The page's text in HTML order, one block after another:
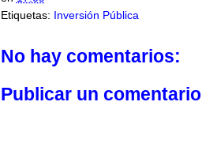
Etiquetas: Inversión Pública
No hay comentarios:
Publicar un comentario